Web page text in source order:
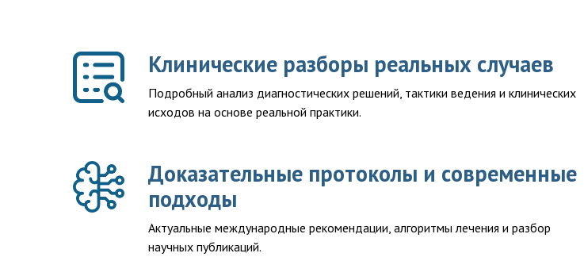
Клинические разборы реальных случаев
Подробный анализ диагностических решений, тактики ведения и клинических
исходов на основе реальной практики.
Доказательные протоколы и современные
подходы
Актуальные международные рекомендации, алгоритмы лечения и разбор
научных публикаций.